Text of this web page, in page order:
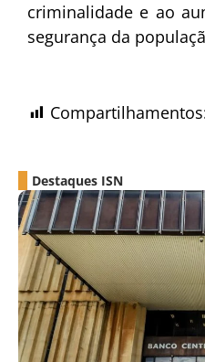
criminalidade e ao
segurança da
Destaques ISN